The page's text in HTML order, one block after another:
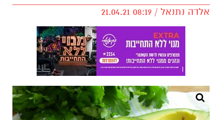
אלדה נתנאל / 08:19 21.04.21